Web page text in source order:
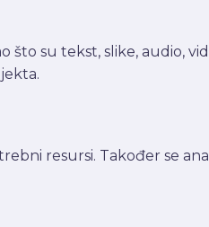
što su tekst, slike, audio,
resursi. Također se